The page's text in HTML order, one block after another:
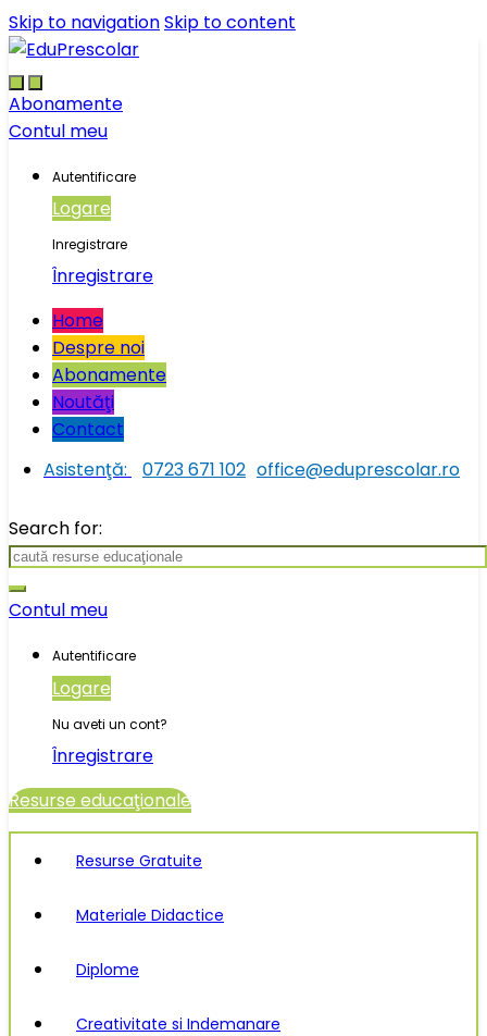
Skip to navigationSkip to content
Abonamente
Contul meu
Autentificare
Logare
Inregistrare
Înregistrare
Home
Despre noi
Abonamente
Noutăţi
Contact
Asistenţă:
0723 671 102 office@eduprescolar.ro
Search for:
Contul meu
Autentificare
Logare
Nu aveti un cont?
Înregistrare
Resurse educaţionale
Resurse Gratuite
Materiale Didactice
Diplome
Creativitate si Indemanare